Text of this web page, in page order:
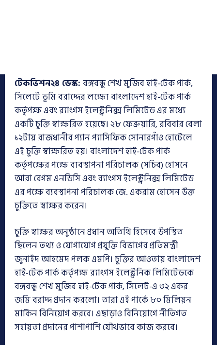
টেকভিশন২৪ ডেস্ক: বঙ্গবন্ধু শেখ মুজিব হাই-টেক পার্ক,
সিলেটে ভূমি বরাদ্দের লক্ষ্যে বাংলাদেশ হাই-টেক পার্ক
কর্তৃপক্ষ এবং র‌্যাংগস ইলেক্ট্রনিক্স লিমিটেড এর মধ্যে
একটি চুক্তি স্বাক্ষরিত হয়েছে। ২৮ ফেব্রুয়ারি, রবিবার বেলা
১২টায় রাজধানীর প্যান প্যাসিফিক সোনারগাঁও হোটেলে
এই চুক্তি স্বাক্ষরিত হয়। বাংলাদেশ হাই-টেক পার্ক
কর্তৃপক্ষের পক্ষে ব্যবস্থাপনা পরিচালক (সচিব) হোসনে
আরা বেগম এনডিসি এবং র‌্যাংগস ইলেক্ট্রনিক্স লিমিটেড
এর পক্ষে ব্যবস্থাপনা পরিচালক জে. একরাম হোসেন উক্ত
চুক্তিতে স্বাক্ষর করেন।
চুক্তি স্বাক্ষর অনুষ্ঠানে প্রধান অতিথি হিসেবে উপস্থিত
ছিলেন তথ্য ও যোগাযোগ প্রযুক্তি বিভাগের প্রতিমন্ত্রী
জুনাইদ আহমেদ পলক এমপি। চুক্তির আওতায় বাংলাদেশ
হাই-টেক পার্ক কর্তৃপক্ষ র‌্যাংগস ইলেক্ট্রনিক লিমিটেডকে
বঙ্গবন্ধু শেখ মুজিব হাই-টেক পার্ক, সিলেট-এ ৩২ একর
জমি বরাদ্দ প্রদান করলো। তারা এই পার্কে ৮০ মিলিয়ন
মার্কিন বিনিয়োগ করবে। এছাড়াও বিনিয়োগে নীতিগত
সহায়তা প্রদানের পাশাপাশি যৌথভাবে কাজ করবে।